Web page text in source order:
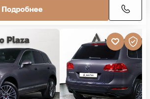
Подробнее